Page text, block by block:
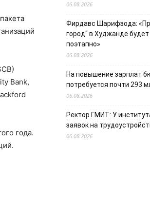
Bank,
года.
06.08.2026
Фирдавс Шарифзода:
город“ в Худжанде
поэтапно»
06.08.2026
На повышение зарплат
потребуется почти 293
06.08.2026
Ректор ГМИТ: У
заявок на
06.08.2026